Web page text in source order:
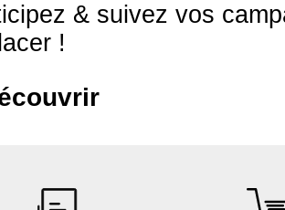
& suivez vos
!